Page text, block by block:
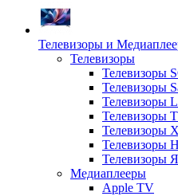
Телевизоры и
Телевизоры
Телевизоры
Телевизоры
Телевизоры
Телевизоры
Телевизоры
Телевизоры
Телевизоры
Медиаплееры
Apple TV